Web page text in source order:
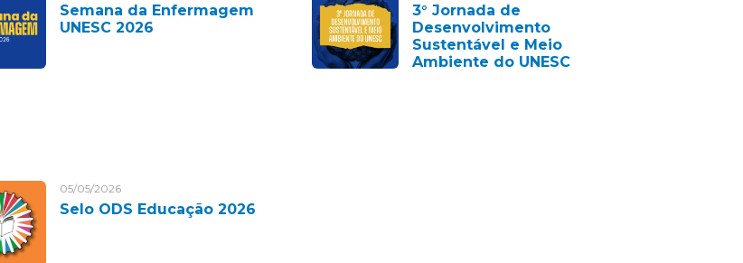
Semana da Enfermagem
UNESC 2026
3° Jornada de
Desenvolvimento
Sustentável e Meio
Ambiente do UNESC
05/05/2026
Selo ODS Educação 2026